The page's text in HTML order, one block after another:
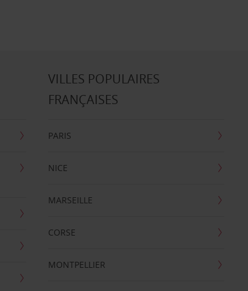
VILLES POPULAIRES
FRANÇAISES
PARIS
NICE
MARSEILLE
CORSE
MONTPELLIER